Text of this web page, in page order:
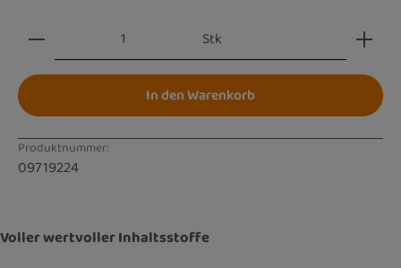
Produkt Anzahl: Gib den gewünschten Wert ein
Stk
In den Warenkorb
Produktnummer:
09719224
Voller wertvoller Inhaltsstoffe